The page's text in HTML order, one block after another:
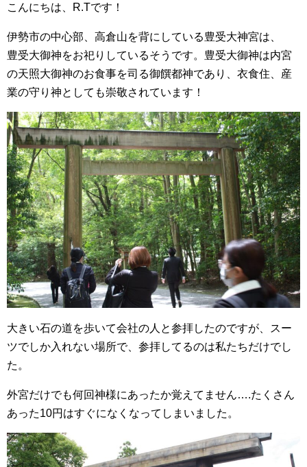
こんにちは、R.Tです！
伊勢市の中心部、高倉山を背にしている豊受大神宮は、
豊受大御神をお祀りしているそうです。豊受大御神は内宮
の天照大御神のお食事を司る御饌都神であり、衣食住、産
業の守り神としても崇敬されています！
大きい石の道を歩いて会社の人と参拝したのですが、スー
ツでしか入れない場所で、参拝してるのは私たちだけでし
た。
外宮だけでも何回神様にあったか覚えてません….たくさん
あった10円はすぐになくなってしまいました。